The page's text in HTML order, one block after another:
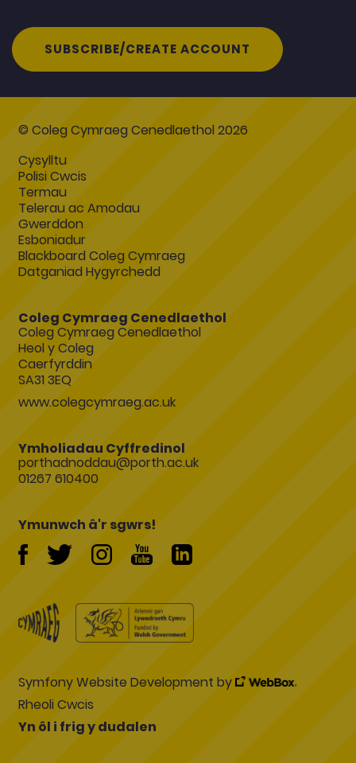
SUBSCRIBE/CREATE ACCOUNT
© Coleg Cymraeg Cenedlaethol 2026
Cysylltu
Polisi Cwcis
Termau
Telerau ac Amodau
Gwerddon
Esboniadur
Blackboard Coleg Cymraeg
Datganiad Hygyrchedd
Coleg Cymraeg Cenedlaethol
Coleg Cymraeg Cenedlaethol
Heol y Coleg
Caerfyrddin
SA31 3EQ
www.colegcymraeg.ac.uk
Ymholiadau Cyffredinol
porthadnoddau@porth.ac.uk
01267 610400
Ymunwch â'r sgwrs!
Symfony Website Development by
Rheoli Cwcis
Yn ôl i frig y dudalen